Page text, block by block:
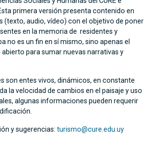
primera versión presenta contenido en
audio, vídeo) con el objetivo de poner
en la memoria de residentes y
no es un fin en sí mismo, sino apenas el
para sumar nuevas narrativas y
son entes vivos, dinámicos, en constante
la velocidad de cambios en el paisaje y uso
algunas informaciones pueden requerir
y sugerencias: turismo@cure.edu.uy